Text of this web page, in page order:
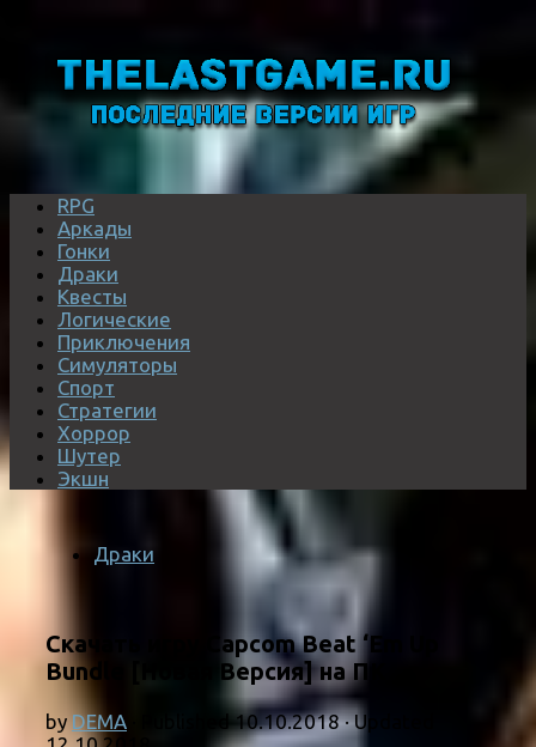
RPG
Аркады
Гонки
Драки
Квесты
Логические
Приключения
Симуляторы
Спорт
Стратегии
Хоррор
Шутер
Экшн
Драки
Скачать игру Capcom Beat ‘Em Up
Bundle [Новая Версия] на ПК
by DEMA 10.10.2018· Updated